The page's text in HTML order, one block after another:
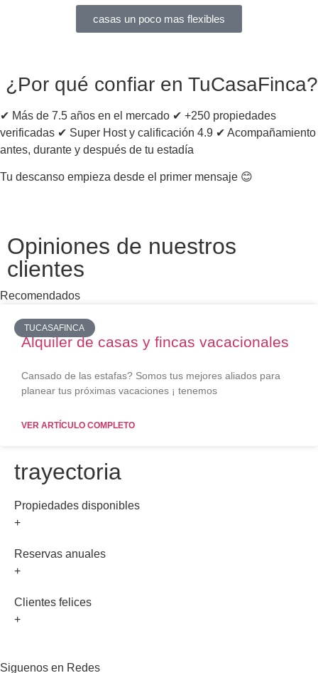
casas un poco mas flexibles
¿Por qué confiar en TuCasaFinca?
✔ Más de 7.5 años en el mercado ✔ +250 propiedades
verificadas ✔ Super Host y calificación 4.9 ✔ Acompañamiento
antes, durante y después de tu estadía
Tu descanso empieza desde el primer mensaje 😊
Opiniones de nuestros
clientes
Recomendados
TUCASAFINCA
Alquiler de casas y fincas vacacionales
Cansado de las estafas? Somos tus mejores aliados para
planear tus próximas vacaciones ¡ tenemos
VER ARTÍCULO COMPLETO
trayectoria
Propiedades disponibles
+
Reservas anuales
+
Clientes felices
+
Siguenos en Redes